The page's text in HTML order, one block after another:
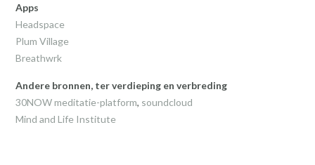
Apps
Headspace
Plum Village
Breathwrk
Andere bronnen, ter verdieping en verbreding
30NOW meditatie-platform, soundcloud
Mind and Life Institute